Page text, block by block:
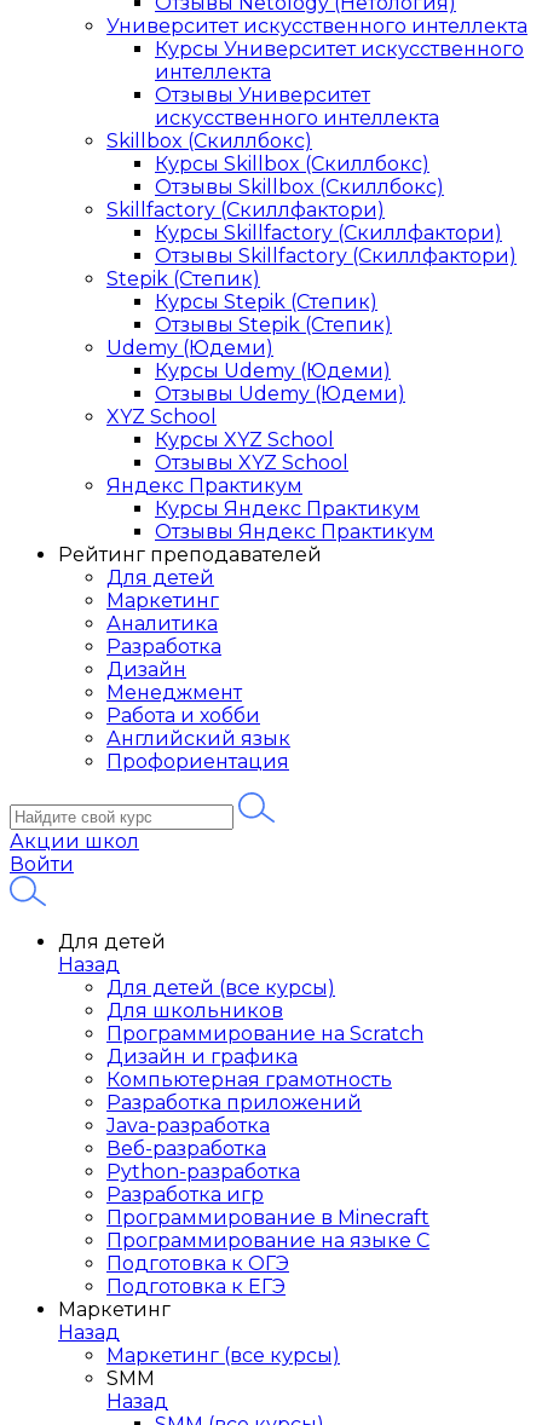
Университет искусственного интеллекта
Курсы Университет искусственного
интеллекта
Отзывы Университет
искусственного интеллекта
Skillbox (Скиллбокс)
Курсы Skillbox (Скиллбокс)
Отзывы Skillbox (Скиллбокс)
Skillfactory (Скиллфактори)
Курсы Skillfactory (Скиллфактори)
Отзывы Skillfactory (Скиллфактори)
Stepik (Степик)
Курсы Stepik (Степик)
Отзывы Stepik (Степик)
Udemy (Юдеми)
Курсы Udemy (Юдеми)
Отзывы Udemy (Юдеми)
XYZ School
Курсы XYZ School
Отзывы XYZ School
Яндекс Практикум
Курсы Яндекс Практикум
Отзывы Яндекс Практикум
Рейтинг преподавателей
Для детей
Маркетинг
Аналитика
Разработка
Дизайн
Менеджмент
Работа и хобби
Английский язык
Профориентация
Акции школ
Войти
Для детей
Назад
Для детей (все курсы)
Для школьников
Программирование на Scratch
Дизайн и графика
Компьютерная грамотность
Разработка приложений
Java-разработка
Веб-разработка
Python-разработка
Разработка игр
Программирование в Minecraft
Программирование на языке C
Подготовка к ОГЭ
Подготовка к ЕГЭ
Маркетинг
Назад
Маркетинг (все курсы)
SMM
Назад